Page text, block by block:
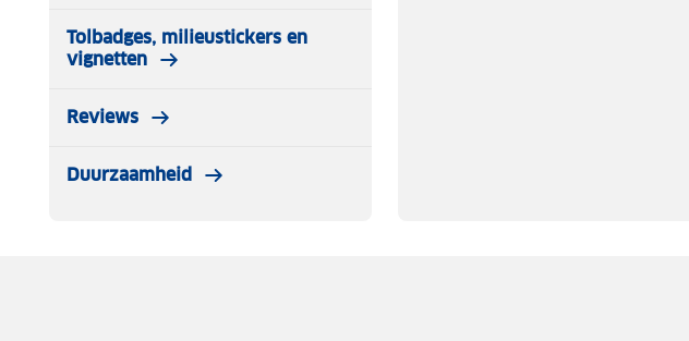
Tolbadges, milieustickers en
vignetten
Reviews
Duurzaamheid